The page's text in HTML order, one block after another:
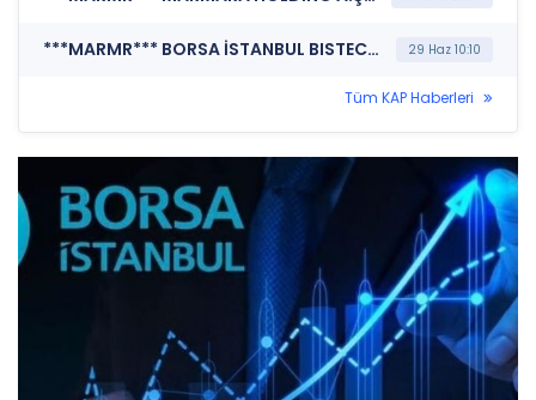
***MARMR*** BORSA İSTANBUL BISTECH DEVRE KESİCİ UYGULAMASI (Pay Bazında Devre Kesici Bildirimi) 29 Haz 10:10
Tüm KAP Haberleri